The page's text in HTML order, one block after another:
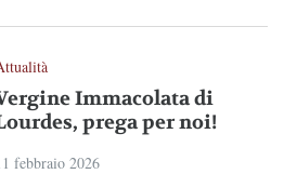
Immacolata di
prega per noi!
febbraio 2026